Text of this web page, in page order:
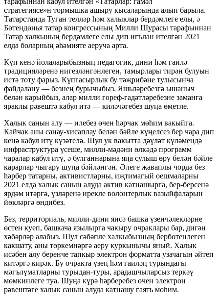
стратегиясе»н тормышка ашыру кысаларында алып барыла.
Татарстанда Туган телләр һәм халыклар бердәмлеге елы, ә
Бөтендөнья татар конгрессының Милли Шурасы тарафыннан
Татар халкының бердәмлеге елы дип игълан ителгән 2021
елда боларның әһәмияте аеруча арта.
Күп кенә йолаларыбызның педагогик, дини һәм гаилә
традицияләренә нигезләнгәнлеген, тамырлары тирән булуын
истә тоту фарыз. Күпгасырлык бу тәҗрибәне тулысынча
файдалану — безнең бурычыбыз. Яшьләребезгә ышаныч
белән карыйбыз, алар милли гореф-гадәтләребезне заманга
яраклы рәвештә кабул итә — киләчәгебез шуңа өметле.
Халык санын алу — илебез өчен һәрчак мөһим вакыйга.
Кайчак аны санау-хисаплау белән бәйле күңелсез бер чара дип
кенә кабул итү күзәтелә. Шул ук вакытта дәүләт күләмендә
инфраструктура үсеше, милли-мәдәни өлкәдә программ
чаралар кабул итү, ә булганнарына яңа сулыш өрү белән бәйле
карарлар чыгару шуңа бәйләнгән. Әлеге җаваплы чорда без
һәрбер татарны, активистларны, иҗтимагый оешмаларны
2021 елда халык санын алуда актив катнашырга, бер-берсенә
ярдәм итәргә, үзләренә ирекле волонтерлык вазыйфаларын
йөкләргә өндибез.
Без, территориаль, милли-дини яисә башка үзенчәлекләрне
өстен куеп, башкача язылырга чакыру очраклары бар, дигән
хәбәрләр алабыз. Шул сәбәпле халкыбызның бербөтенлеген
какшату, аны төркемнәргә аеру куркынычы яный. Халык
исәбен алу беренче тапкыр электрон форматта узачагын әйтеп
китәргә кирәк. Бу очракта үзең һәм гаиләң турындагы
мәгълүматларны турыдан-туры, арадашчыларсыз теркәү
мөмкинлеге туа. Шуңа күрә һәрберебез өчен электрон
рәвештәге халык санын алуда катнашу гаять мөһим.